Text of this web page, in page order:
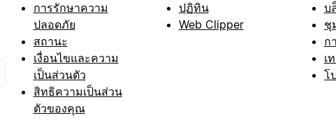
การรักษาความ
ปลอดภัย
สถานะ
เงื่อนไขและความ
เป็นส่วนตัว
สิทธิความเป็นส่วน
ตัวของคุณ
ปฏิทิน
Web Clipper
บ
ชุ
ก
เ
โ